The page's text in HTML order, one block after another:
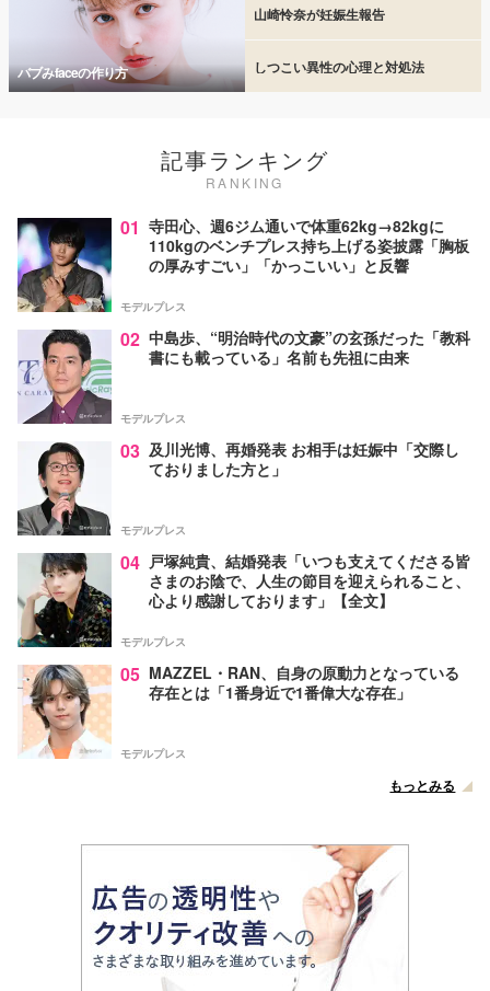
バブみfaceの作り方
山崎怜奈が妊娠生報告
しつこい異性の心理と対処法
記事ランキング
RANKING
01 寺田心、週6ジム通いで体重62kg→82kgに
110kgのベンチプレス持ち上げる姿披露「胸板
の厚みすごい」「かっこいい」と反響
モデルプレス
02 中島歩、“明治時代の文豪”の玄孫だった「教科
書にも載っている」名前も先祖に由来
モデルプレス
03 及川光博、再婚発表 お相手は妊娠中「交際し
ておりました方と」
モデルプレス
04 戸塚純貴、結婚発表「いつも支えてくださる皆
さまのお陰で、人生の節目を迎えられること、
心より感謝しております」【全文】
モデルプレス
05 MAZZEL・RAN、自身の原動力となっている
存在とは「1番身近で1番偉大な存在」
モデルプレス
もっとみる